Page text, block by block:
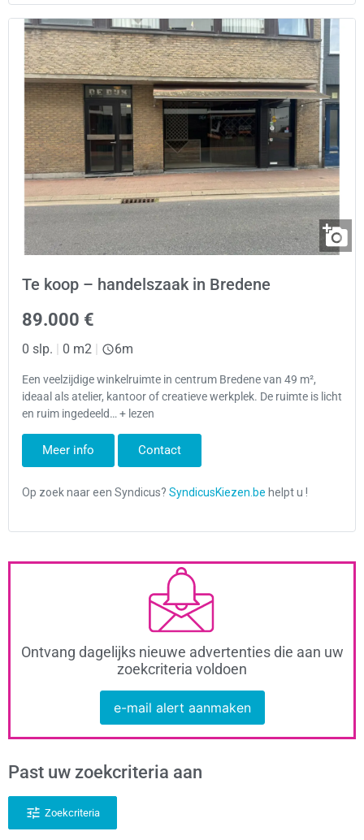
Te koop – handelszaak in Bredene
89.000 €
0 slp. 0 m2 6m
Een veelzijdige winkelruimte in centrum Bredene van 49 m²,
ideaal als atelier, kantoor of creatieve werkplek. De ruimte is licht
en ruim ingedeeld… + lezen
Meer info Contact
Ontvang dagelijks nieuwe advertenties die aan uw
zoekcriteria voldoen
e-mail alert aanmaken
Past uw zoekcriteria aan
Zoekcriteria